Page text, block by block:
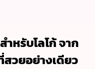
หรับโลโก้ จาก
สวยอย่างเดียว